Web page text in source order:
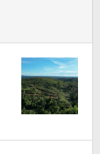
oleh
InfoSAWIT